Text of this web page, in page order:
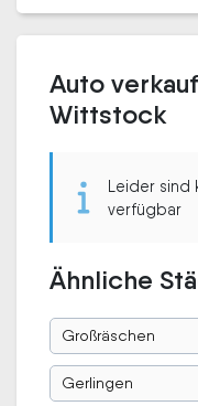
Auto
Wittstock
Leider sind
verfügbar
Ähnliche
Großräschen
Gerlingen